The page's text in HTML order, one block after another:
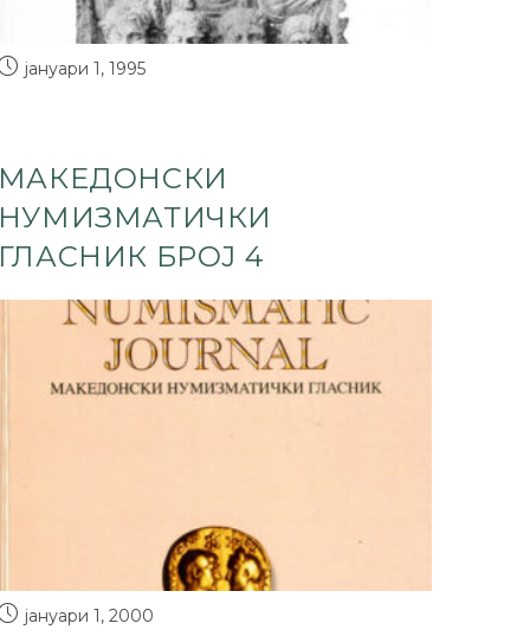
јануари 1, 1995
МАКЕДОНСКИ
НУМИЗМАТИЧКИ
ГЛАСНИК БРОЈ 4
јануари 1, 2000